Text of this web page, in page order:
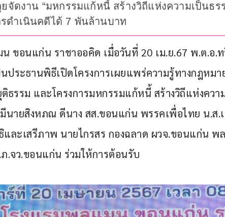
จัดงาน “มหกรรมแก้หนี้ สร้างวิถีแห่งความเป็นธ
ดำเนินคดีได้ 7 พันล้านบาท
ขอนแก่น ราชาออคิด เมื่อวันที่ 20 เม.ย.67 พ.ต.อ.ท
ประธานพิธีเปิดโครงการเผยแพร่ความรู้ทางกฎหม
ธรรม และโครงการมหกรรมแก้หนี้ สร้างวิถีแห่งควา
นายสิงหภณ ดีนาง สส.ขอนแก่น พรรคเพื่อไทย น.ส.
และเสรีภาพ นายไกรสร กองฉลาด ผวจ.ขอนแก่น พ
.จว.ขอนแก่น ร่วมให้การต้อนรับ